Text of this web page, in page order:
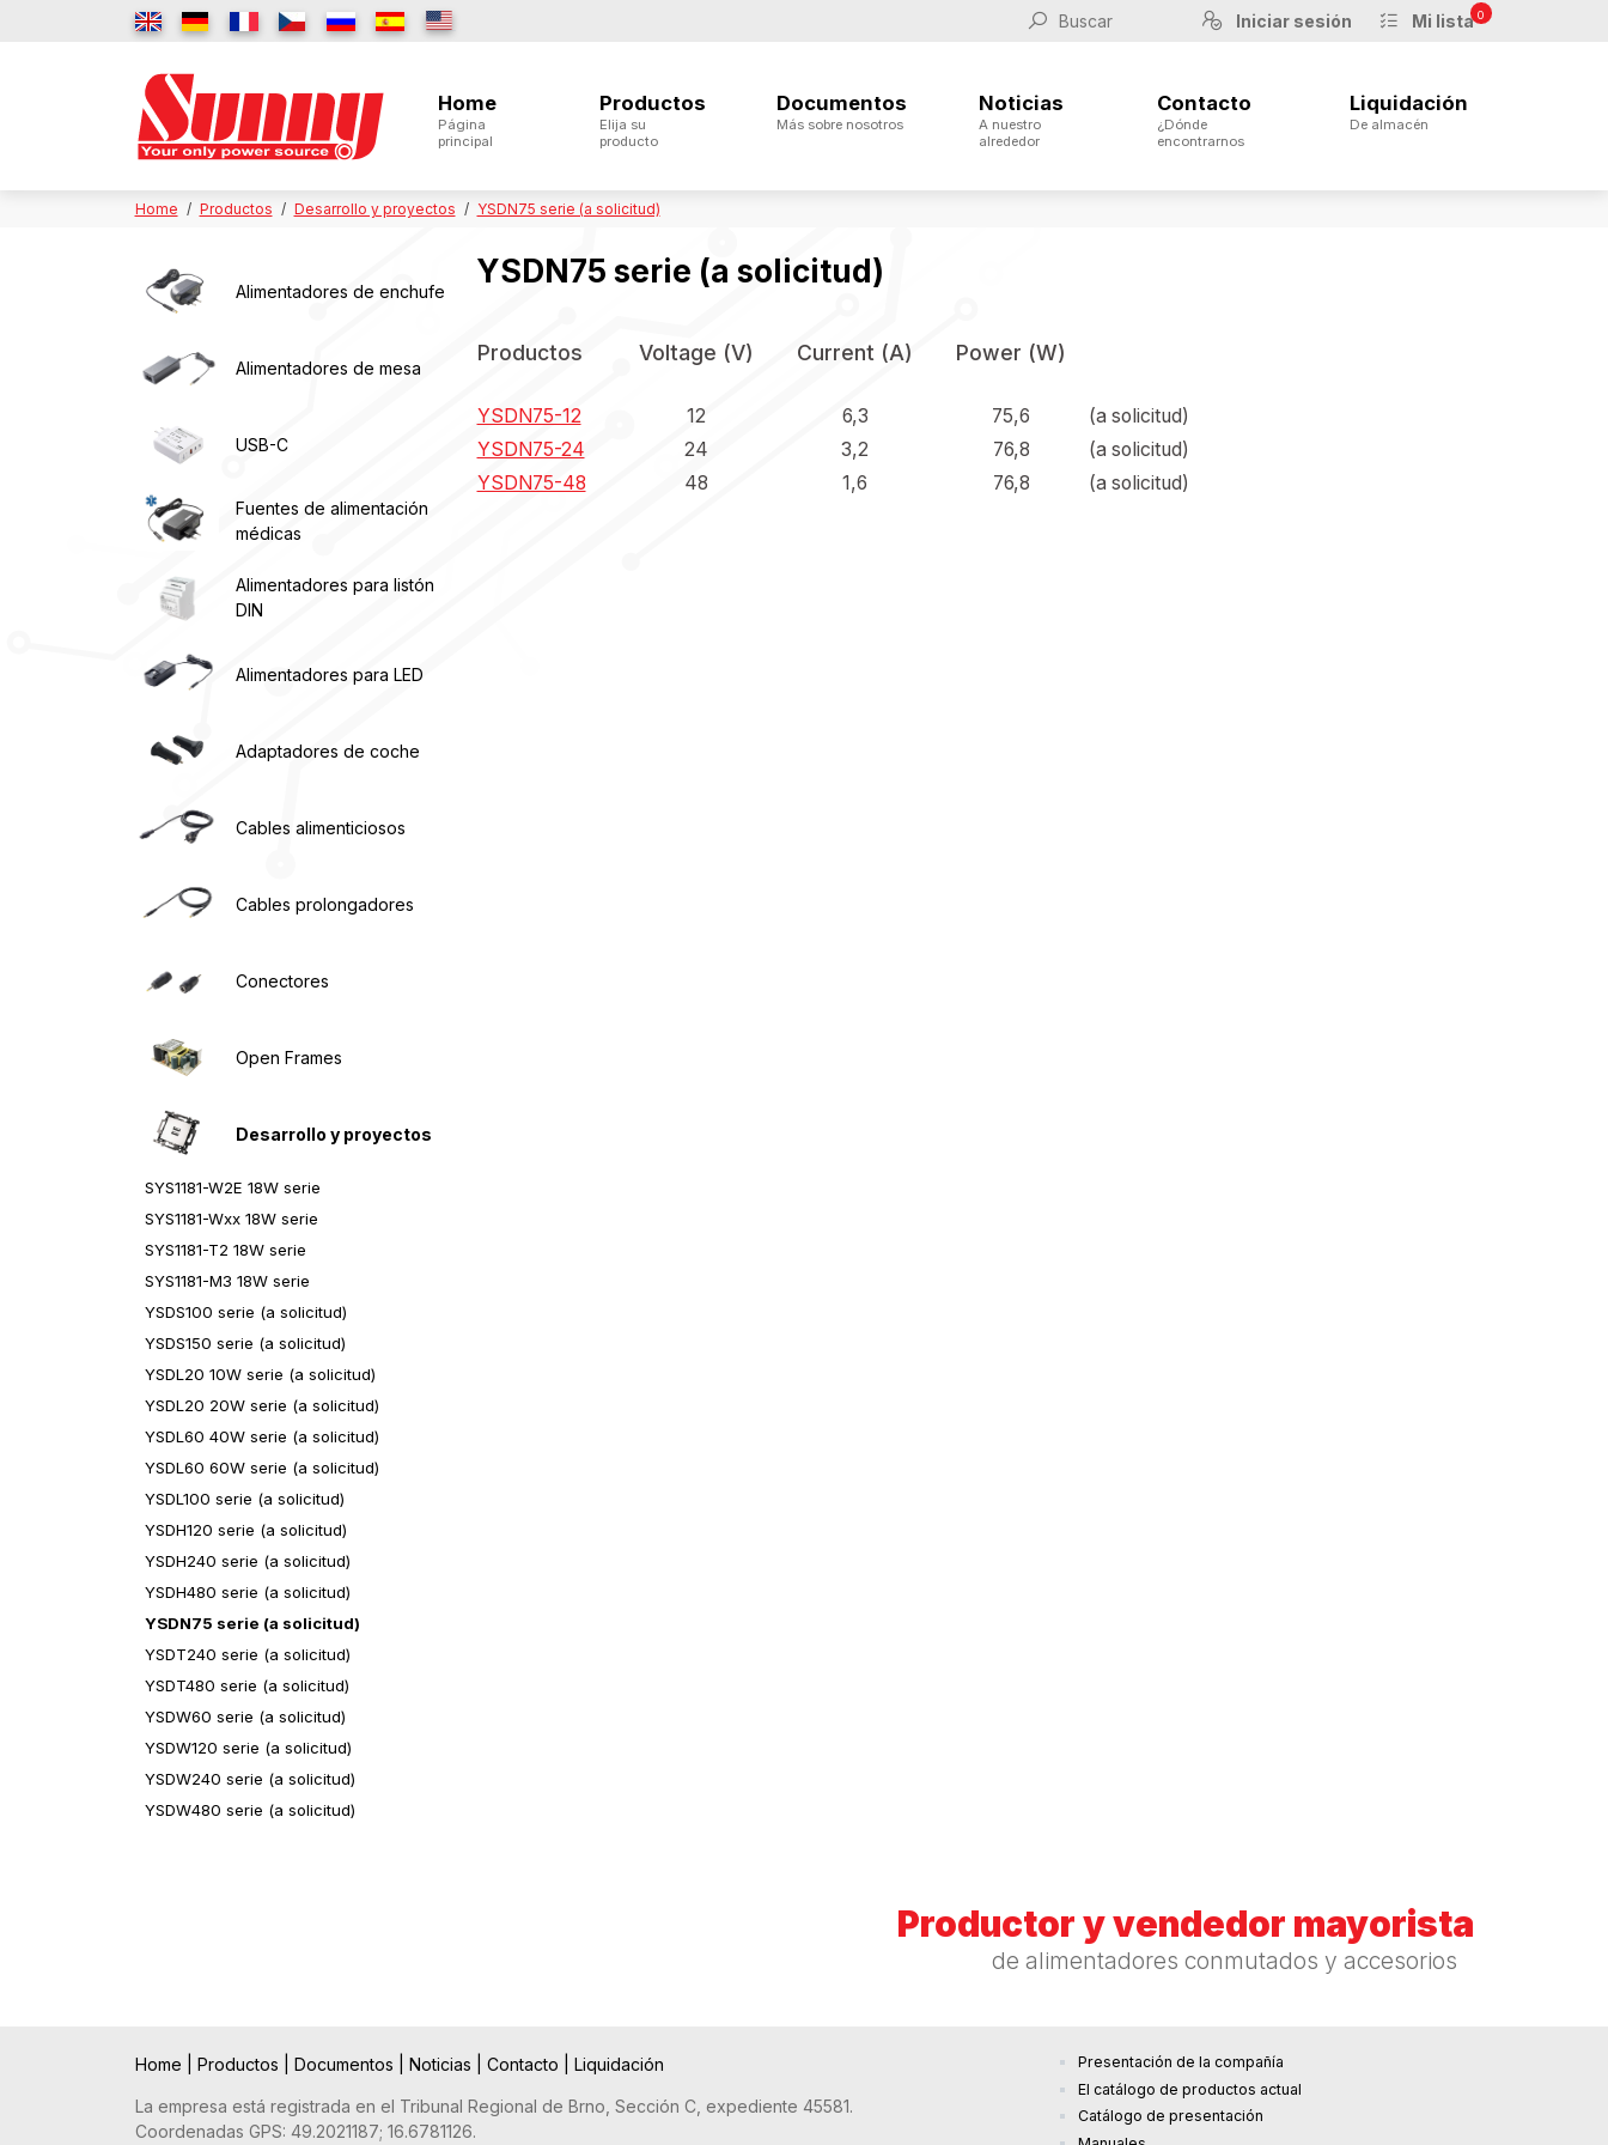
Iniciar sesión Mi lista 0
Home
Página
principal
Productos
Elija su
producto
Documentos
Más sobre nosotros
Noticias
A nuestro
alrededor
Contacto
¿Dónde
encontrarnos
Liquidación
De almacén
Home Productos Desarrollo y proyectos YSDN75 serie (a solicitud)
Alimentadores de enchufe
Alimentadores de mesa
USB-C
Fuentes de alimentación
médicas
Alimentadores para listón
DIN
Alimentadores para LED
Adaptadores de coche
Cables alimenticiosos
Cables prolongadores
Conectores
Open Frames
Desarrollo y proyectos
SYS1181-W2E 18W serie
SYS1181-Wxx 18W serie
SYS1181-T2 18W serie
SYS1181-M3 18W serie
YSDS100 serie (a solicitud)
YSDS150 serie (a solicitud)
YSDL20 10W serie (a solicitud)
YSDL20 20W serie (a solicitud)
YSDL60 40W sеrie (a solicitud)
YSDL60 60W serie (a solicitud)
YSDL100 serie (a solicitud)
YSDH120 serie (a solicitud)
YSDH240 serie (a solicitud)
YSDH480 serie (a solicitud)
YSDN75 serie (a solicitud)
YSDT240 serie (a solicitud)
YSDT480 serie (a solicitud)
YSDW60 serie (a solicitud)
YSDW120 serie (a solicitud)
YSDW240 serie (a solicitud)
YSDW480 serie (a solicitud)
YSDN75 serie (a solicitud)
Productos Voltage (V) Current (A) Power (W)
YSDN75-12 12 6,3 75,6
(a solicitud)
YSDN75-24
24 3,2 76,8
(a solicitud)
YSDN75-48
48 1,6 76,8 (a solicitud)
Productor y vendedor mayorista
de alimentadores conmutados y accesorios
Home Productos Documentos Noticias Contacto Liquidación
La empresa está registrada en el Tribunal Regional de Brno, Sección C, expediente 45581.
Coordenadas GPS: 49.2021187; 16.6781126.
Presentación de la compañía
El catálogo de productos actual
Catálogo de presentación